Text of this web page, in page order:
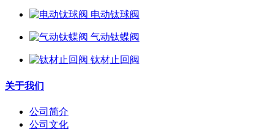
电动钛球阀
气动钛蝶阀
钛材止回阀
关于我们
公司简介
公司文化